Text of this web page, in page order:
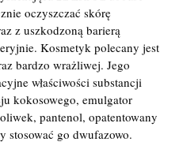
oczyszczać skórę
z uszkodzoną barierą
Kosmetyk polecany jest
bardzo wrażliwej. Jego
właściwości substancji
kokosowego, emulgator
pantenol, opatentowany
stosować go dwufazowo.